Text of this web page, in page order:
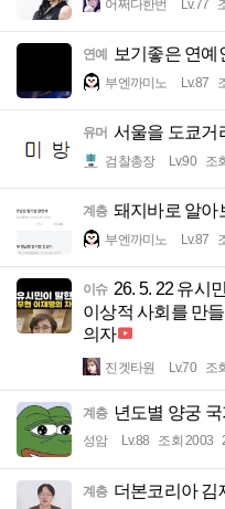
어쩌다한번 Lv.77
연예 보기좋은 연예
부엔까미노 Lv.87
유머 서울을 도쿄거
검찰총장 Lv.90 조
계층 돼지바로 알아
부엔까미노 Lv.87
이슈 26. 5. 22 유시
이상적 사회를 만
의자
진겟타원 Lv.70 조
계층 년도별 양궁
성암 Lv.88 조회 2003
계층 더본코리아 김